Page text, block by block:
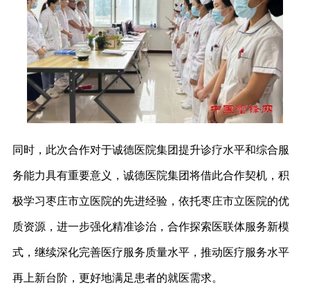
同时，此次合作对于诚德医院集团提升诊疗水平和综合服
务能力具有重要意义，诚德医院集团将借此合作契机，积
极学习枣庄市立医院的先进经验，依托枣庄市立医院的优
质资源，进一步强化精准诊治，合作探索医联体服务新模
式，继续深化完善医疗服务质量水平，推动医疗服务水平
再上新台阶，更好地满足患者的就医需求。